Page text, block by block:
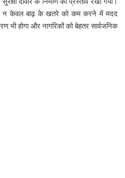
न केवल बाढ़ के खतरे को कम करने में मदद
भी होगा और नागरिकों को बेहतर सार्वजनिक